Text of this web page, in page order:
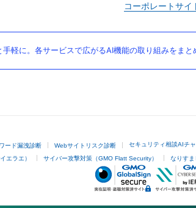
コーポレートサイ
軽に。各サービスで広がるAI機能の取り組みをまと
ード漏洩診断 Webサイトリスク診断 セキュリティ相談AIチ
エラエ） サイバー攻撃対策（GMO Flatt Security） なりすま